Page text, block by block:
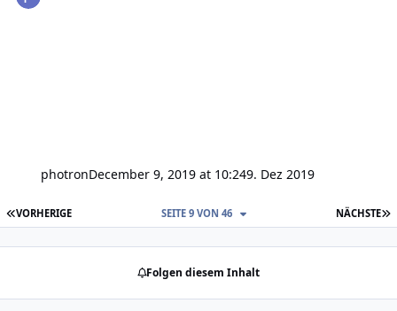
photronDecember 9, 2019 at 10:249. Dez 2019
ERSTE SEITE
VORHERIGE NÄCHSTE
SEITE 9 VON 46
Folgen diesem Inhalt